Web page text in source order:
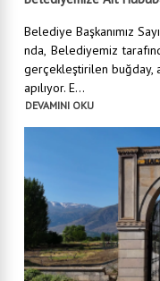
Belediye Başkanımız
nda, Belediyemiz
gerçekleştirilen buğday,
apılıyor. E...
DEVAMINI OKU